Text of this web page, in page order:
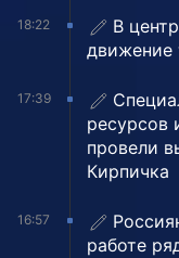
18:22
В
движение
17:39
ресурсов
провели
Кирпичка
16:57
работе